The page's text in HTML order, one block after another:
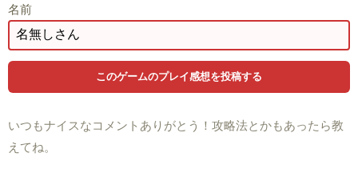
名前
いつもナイスなコメントありがとう！攻略法とかもあったら教
えてね。